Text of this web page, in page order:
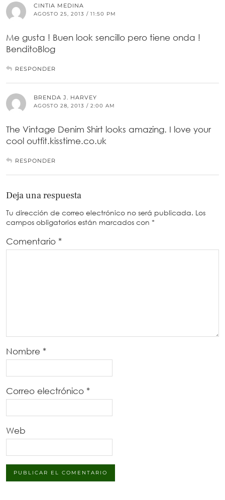
CINTIA MEDINA
AGOSTO 25, 2013 / 11:50 PM
Me gusta ! Buen look sencillo pero tiene onda !
BenditoBlog
RESPONDER
BRENDA J. HARVEY
AGOSTO 28, 2013 / 2:00 AM
The Vintage Denim Shirt looks amazing. I love your
cool outfit.kisstime.co.uk
RESPONDER
Deja una respuesta
Tu dirección de correo electrónico no será publicada. Los
campos obligatorios están marcados con *
Comentario *
Nombre *
Correo electrónico *
Web